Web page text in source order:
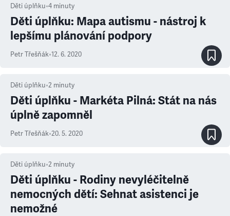
Děti úplňku•4 minuty
Děti úplňku: Mapa autismu - nástroj k
lepšímu plánování podpory
Petr Třešňák•12. 6. 2020
Děti úplňku•2 minuty
Děti úplňku - Markéta Pilná: Stát na nás
úplně zapomněl
Petr Třešňák•20. 5. 2020
Děti úplňku•2 minuty
Děti úplňku - Rodiny nevyléčitelně
nemocných dětí: Sehnat asistenci je
nemožné